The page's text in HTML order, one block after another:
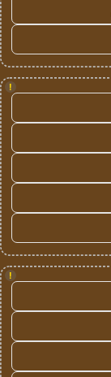
!
!